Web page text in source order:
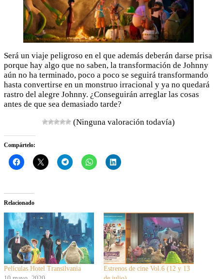
Será un viaje peligroso en el que además deberán darse prisa
porque hay algo que no saben, la transformación de Johnny
aún no ha terminado, poco a poco se seguirá transformando
hasta convertirse en un monstruo irracional y ya no quedará
rastro del alegre Johnny. ¿Conseguirán arreglar las cosas
antes de que sea demasiado tarde?
(Ninguna valoración todavía)
Compártelo:
Relacionado
Películas Hotel Transilvania
Estrenos de cine Vol.6 (12 y 13